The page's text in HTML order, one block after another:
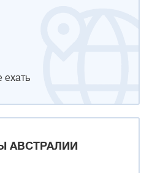
ехать
АВСТРАЛИИ